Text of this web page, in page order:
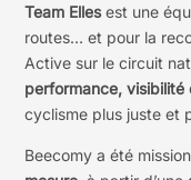
Team Ellesest une
routes… et pour la
Active sur le circuit
performance, visibilité
cyclisme plus juste et
Beecomy a été